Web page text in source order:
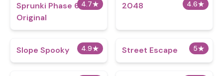
4.7★
Sprunki Phase 6
Original
4.6★
2048
4.9★
Slope Spooky 5★
Street Escape